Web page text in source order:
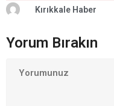
Kırıkkale Haber
Yorum Bırakın